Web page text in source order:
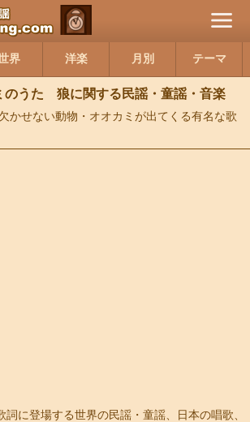
界 洋楽 月別 テーマ
のうた 狼に関する民謡・童謡・音楽
かせない動物・オオカミが出てくる有名な歌
詞に登場する世界の民謡・童謡、日本の唱歌、